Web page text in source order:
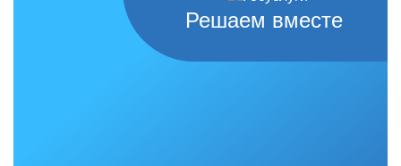
Решаем вместе